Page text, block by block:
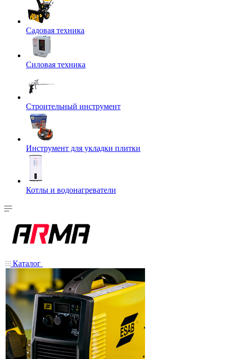
Садовая техника
Силовая техника
Строительный инструмент
Инструмент для укладки плитки
Котлы и водонагреватели
Каталог